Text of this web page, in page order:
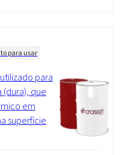
para usar
para
que
em
superfície